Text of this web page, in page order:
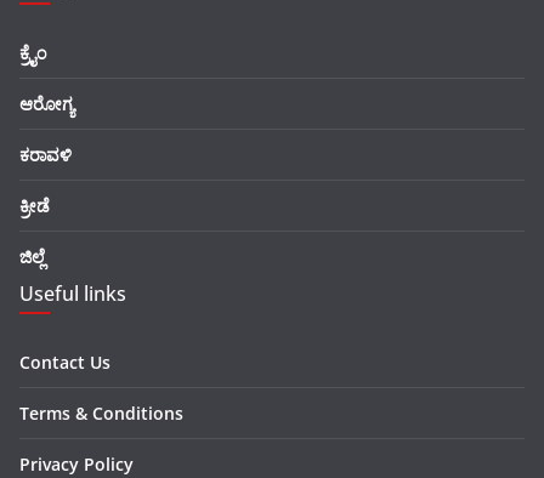
ಕ್ರೈಂ
ಆರೋಗ್ಯ
ಕರಾವಳಿ
ಕ್ರೀಡೆ
ಜಿಲ್ಲೆ
Useful links
Contact Us
Terms & Conditions
Privacy Policy